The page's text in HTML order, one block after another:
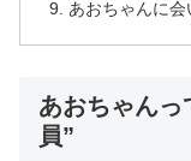
あおちゃんに会
あおちゃんっ
員”